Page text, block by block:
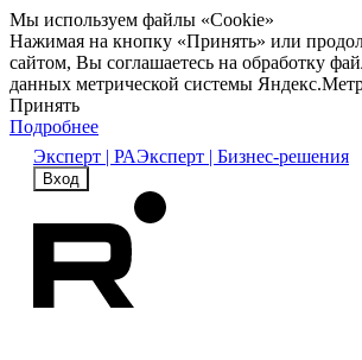
Мы используем файлы «Cookie»
Нажимая на кнопку «Принять» или
сайтом, Вы соглашаетесь на обработку
данных метрической системы
Принять
Подробнее
Эксперт | РАЭксперт | Бизнес-решения
Вход